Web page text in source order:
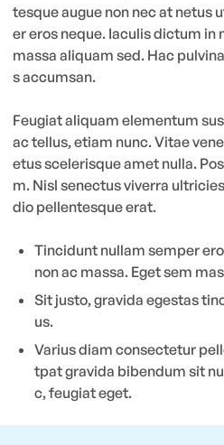
tesque augue non nec at netus
er eros neque. Iaculis dictum in
massa aliquam sed. Hac
s accumsan.
Feugiat aliquam elementum
ac tellus, etiam nunc. Vitae
etus scelerisque amet nulla.
m. Nisl senectus viverra
dio pellentesque erat.
Tincidunt nullam semper
non ac massa. Eget sem
Sit justo, gravida egestas
us.
Varius diam consectetur
tpat gravida bibendum sit
c, feugiat eget.